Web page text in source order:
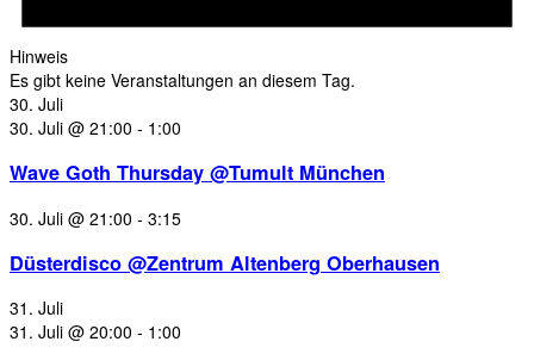
Hinweis
Es gibt keine Veranstaltungen an diesem Tag.
30. Juli
30. Juli @ 21:00 - 1:00
Wave Goth Thursday @Tumult München
30. Juli @ 21:00 - 3:15
Düsterdisco @Zentrum Altenberg Oberhausen
31. Juli
31. Juli @ 20:00 - 1:00